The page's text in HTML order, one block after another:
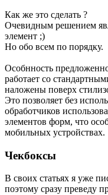
Как же это сделать ?
Очевидным решением
элемент ;)
Но обо всем по порядку.
Особнность
работает со
наложены поверх
Это позволяет без
обработчиков
элементов форм, что
мобильных устройствах.
Чекбоксы
В своих статьях я уже
поэтому сразу преведу